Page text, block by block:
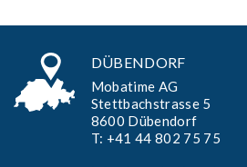
DÜBENDORF
Mobatime AG
Stettbachstrasse 5
8600 Dübendorf
T: +41 44 802 75 75